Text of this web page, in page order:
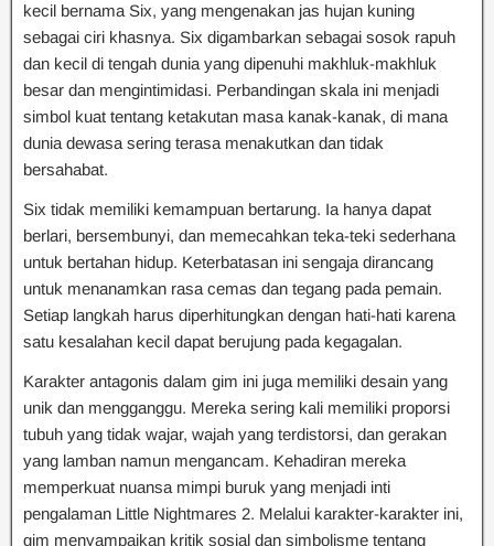
kecil bernama Six, yang mengenakan jas hujan kuning
sebagai ciri khasnya. Six digambarkan sebagai sosok rapuh
dan kecil di tengah dunia yang dipenuhi makhluk-makhluk
besar dan mengintimidasi. Perbandingan skala ini menjadi
simbol kuat tentang ketakutan masa kanak-kanak, di mana
dunia dewasa sering terasa menakutkan dan tidak
bersahabat.
Six tidak memiliki kemampuan bertarung. Ia hanya dapat
berlari, bersembunyi, dan memecahkan teka-teki sederhana
untuk bertahan hidup. Keterbatasan ini sengaja dirancang
untuk menanamkan rasa cemas dan tegang pada pemain.
Setiap langkah harus diperhitungkan dengan hati-hati karena
satu kesalahan kecil dapat berujung pada kegagalan.
Karakter antagonis dalam gim ini juga memiliki desain yang
unik dan mengganggu. Mereka sering kali memiliki proporsi
tubuh yang tidak wajar, wajah yang terdistorsi, dan gerakan
yang lamban namun mengancam. Kehadiran mereka
memperkuat nuansa mimpi buruk yang menjadi inti
pengalaman Little Nightmares 2. Melalui karakter-karakter ini,
gim menyampaikan kritik sosial dan simbolisme tentang